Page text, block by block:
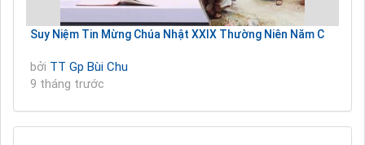
Suy Niệm Tin Mừng Chúa Nhật XXIX Thường Niên Năm C
bởi TT Gp Bùi Chu
9 tháng trước